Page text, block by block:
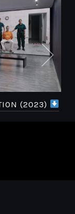
(2023)